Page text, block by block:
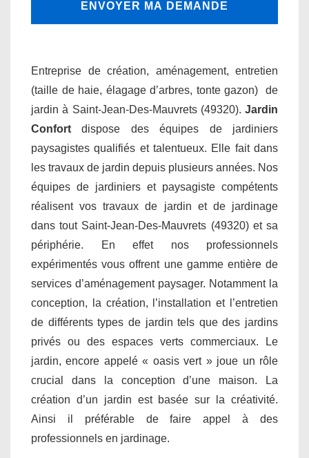
Entreprise de création, aménagement, entretien
(taille de haie, élagage d’arbres, tonte gazon) de
jardin à Saint-Jean-Des-Mauvrets (49320). Jardin
Confort dispose des équipes de jardiniers
paysagistes qualifiés et talentueux. Elle fait dans
les travaux de jardin depuis plusieurs années. Nos
équipes de jardiniers et paysagiste compétents
réalisent vos travaux de jardin et de jardinage
dans tout Saint-Jean-Des-Mauvrets (49320) et sa
périphérie. En effet nos professionnels
expérimentés vous offrent une gamme entière de
services d’aménagement paysager. Notamment la
conception, la création, l’installation et l’entretien
de différents types de jardin tels que des jardins
privés ou des espaces verts commerciaux. Le
jardin, encore appelé « oasis vert » joue un rôle
crucial dans la conception d’une maison. La
création d’un jardin est basée sur la créativité.
Ainsi il préférable de faire appel à des
professionnels en jardinage.